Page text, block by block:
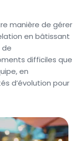
manière de gérer
en bâtissant
difficiles que
en
d’évolution pour